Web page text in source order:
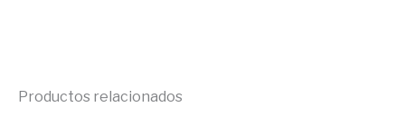
Productos relacionados